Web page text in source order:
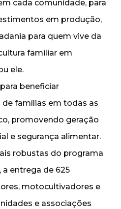
cada comunidade, para
em produção,
para quem vive da
familiar em
ele.
beneficiar
famílias em todas as
promovendo geração
e segurança alimentar.
robustas do programa
a entrega de 625
motocultivadores e
e associações